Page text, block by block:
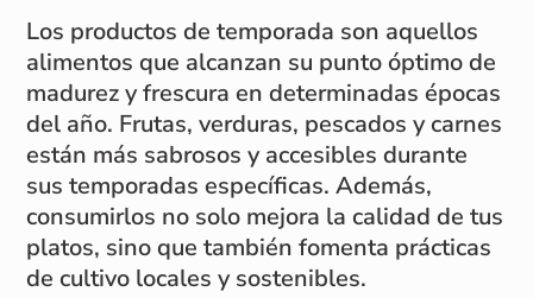
Los productos de temporada son aquellos
alimentos que alcanzan su punto óptimo de
madurez y frescura en determinadas épocas
del año. Frutas, verduras, pescados y carnes
están más sabrosos y accesibles durante
sus temporadas específicas. Además,
consumirlos no solo mejora la calidad de tus
platos, sino que también fomenta prácticas
de cultivo locales y sostenibles.